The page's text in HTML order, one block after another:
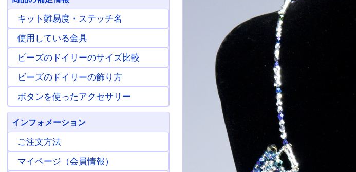
キット難易度・ステッチ名
使用している金具
ビーズのドイリーのサイズ比較
ビーズのドイリーの飾り方
ボタンを使ったアクセサリー
インフォメーション
ご注文方法
マイページ（会員情報）